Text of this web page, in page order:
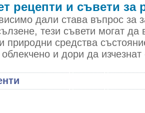
рецепти и съвети за
дали става въпрос за
тези съвети могат
природни средства
и дори да